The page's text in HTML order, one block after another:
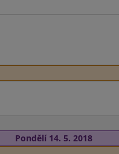
Pondělí 14. 5. 2018